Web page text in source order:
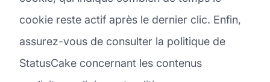
cookie reste actif après le dernier clic. Enfin,
assurez-vous de consulter la politique de
StatusCake concernant les contenus